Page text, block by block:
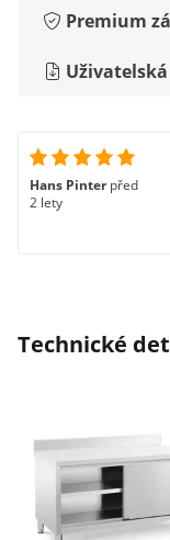
Premium
Hans Pinter před
2 lety
Technické